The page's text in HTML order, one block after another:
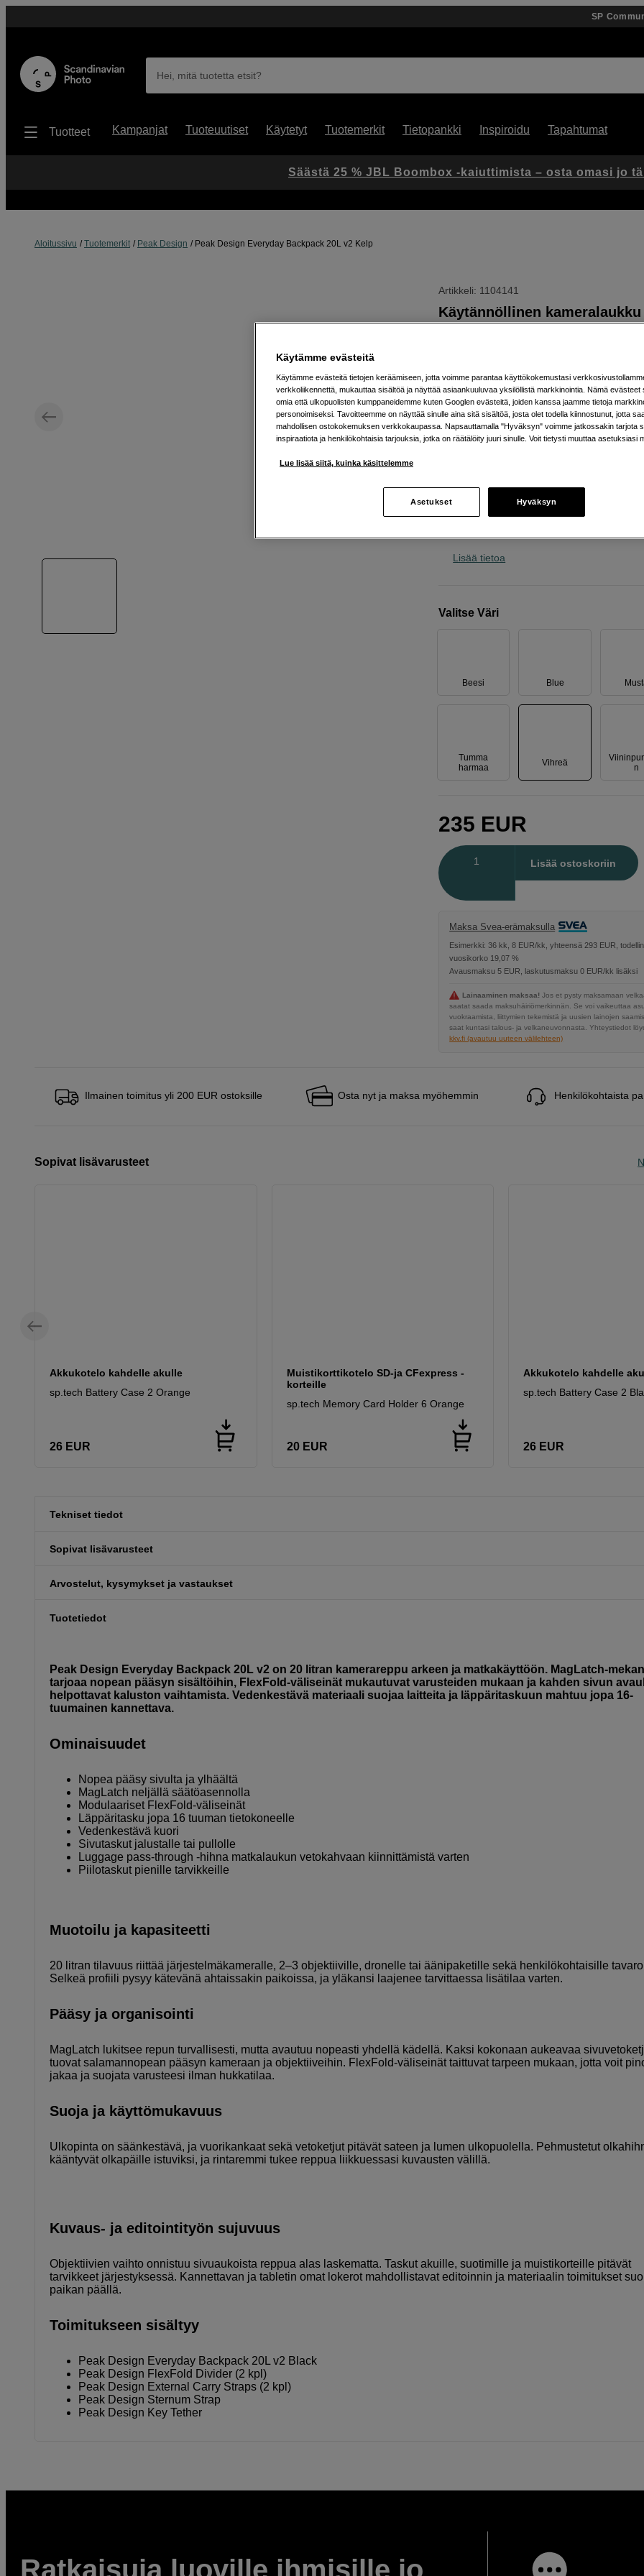
SP
Hei, mitä tuotetta etsit?
Tuotteet Kampanjat Tuoteuutiset Käytetyt Tuotemerkit Tietopankki Inspiroidu Tapahtumat
Aloitussivu Tuotemerkit Peak Design Peak Design Everyday Backpack 20L v2 Kelp
Artikkeli: 1104141
Käytännöllinen kameralaukku
Verkkokauppa:Arvioitu toimitusaika
arkipäivää tilauksesta
Joustava 20 litran reppu
Lisää tietoa
Valitse Väri
Beesi Blue
Tumma
harmaa
Vihreä
n
235 EUR
Lisää ostoskoriin
Maksa Svea-erämaksulla
Esimerkki: 36 kk, 8 EUR/kk, yhteensä 293 EUR,
vuosikorko 19,07 %
Avausmaksu 5 EUR, laskutusmaksu 0 EUR/kk lisäksi
Lainaaminen maksaa! Jos et pysty maksamaan
saatat saada maksuhäiriömerkinnän. Se voi vaikeuttaa
vuokraamista, liittymien tekemistä ja uusien lainojen
saat kuntasi talous- ja velkaneuvonnasta. Yhteystiedot
kkv.fi (avautuu uuteen välilehteen)
Ilmainen toimitus yli 200 EUR ostoksille Osta nyt ja maksa myöhemmin Henkilökohtaista
Sopivat lisävarusteet
Akkukotelo kahdelle akulle
sp.tech Battery Case 2 Orange
26 EUR
Muistikorttikotelo SD-ja CFexpress -
korteille
sp.tech Memory Card Holder 6 Orange
20 EUR
Akkukotelo kahdelle
sp.tech Battery Case 2
26 EUR
Tekniset tiedot
Sopivat lisävarusteet
Arvostelut, kysymykset ja vastaukset
Tuotetiedot
Peak Design Everyday Backpack 20L v2 on 20 litran kamerareppu arkeen ja matkakäyttöön. MagLatch-
tarjoaa nopean pääsyn sisältöihin, FlexFold-väliseinät mukautuvat varusteiden mukaan ja kahden sivun
helpottavat kaluston vaihtamista. Vedenkestävä materiaali suojaa laitteita ja läppäritaskuun mahtuu jopa 16-
tuumainen kannettava.
Ominaisuudet
Nopea pääsy sivulta ja ylhäältä
MagLatch neljällä säätöasennolla
Modulaariset FlexFold-väliseinät
Läppäritasku jopa 16 tuuman tietokoneelle
Vedenkestävä kuori
Sivutaskut jalustalle tai pullolle
Luggage pass-through -hihna matkalaukun vetokahvaan kiinnittämistä varten
Piilotaskut pienille tarvikkeille
Muotoilu ja kapasiteetti
20 litran tilavuus riittää järjestelmäkameralle, 2–3 objektiiville, dronelle tai äänipaketille sekä henkilökohtaisille
Selkeä profiili pysyy kätevänä ahtaissakin paikoissa, ja yläkansi laajenee tarvittaessa lisätilaa varten.
Pääsy ja organisointi
MagLatch lukitsee repun turvallisesti, mutta avautuu nopeasti yhdellä kädellä. Kaksi kokonaan aukeavaa
tuovat salamannopean pääsyn kameraan ja objektiiveihin. FlexFold-väliseinät taittuvat tarpeen mukaan, jotta voit
jakaa ja suojata varusteesi ilman hukkatilaa.
Suoja ja käyttömukavuus
Ulkopinta on säänkestävä, ja vuorikankaat sekä vetoketjut pitävät sateen ja lumen ulkopuolella. Pehmustetut
kääntyvät olkapäille istuviksi, ja rintaremmi tukee reppua liikkuessasi kuvausten välillä.
Kuvaus- ja editointityön sujuvuus
Objektiivien vaihto onnistuu sivuaukoista reppua alas laskematta. Taskut akuille, suotimille ja muistikorteille pitävät
tarvikkeet järjestyksessä. Kannettavan ja tabletin omat lokerot mahdollistavat editoinnin ja materiaalin toimitukset
paikan päällä.
Toimitukseen sisältyy
Peak Design Everyday Backpack 20L v2 Black
Peak Design FlexFold Divider (2 kpl)
Peak Design External Carry Straps (2 kpl)
Peak Design Sternum Strap
Peak Design Key Tether
Ratkaisuja luoville ihmisille jo
Säästä 25 % JBL Boombox -kaiuttimista – osta omasi jo
Käytämme evästeitä
Käytämme evästeitä tietojen keräämiseen, jotta voimme parantaa käyttökokemustasi
verkkoliikennettä, mukauttaa sisältöä ja näyttää asiaankuuluvaa yksilöllistä markkinointia. Nämä evästeet
omia että ulkopuolisten kumppaneidemme kuten Googlen evästeitä, joiden kanssa jaamme tietoja
personoimiseksi. Tavoitteemme on näyttää sinulle aina sitä sisältöä, josta olet todella kiinnostunut, jotta
mahdollisen ostokokemuksen verkkokaupassa. Napsauttamalla "Hyväksyn" voimme jatkossakin tarjota
inspiraatiota ja henkilökohtaisia tarjouksia, jotka on räätälöity juuri sinulle. Voit tietysti muuttaa asetuksiasi
Lue lisää siitä, kuinka käsittelemme
Asetukset Hyväksyn